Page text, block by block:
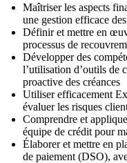
Maîtriser les aspects
une gestion efficace
Définir et mettre en
processus de
Développer des
l’utilisation d’outils de
proactive des créances
Utiliser efficacement
évaluer les risques
Comprendre et
équipe de crédit pour
Élaborer et mettre en
de paiement (DSO),